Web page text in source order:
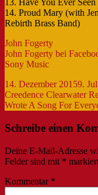
13. Have You Ever
14. Proud Mary (with
Rebirth Brass Band)
John Fogerty
John Fogerty bei
Sony Music
Veröffentlicht
am
14. Dezember 20159.
Creedence Clearwater
Wrote A Song For
Schreibe einen
Deine E-Mail-Adresse
Felder sind mit *
Kommentar *